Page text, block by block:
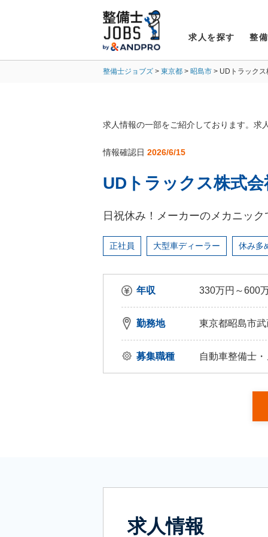
求人を探す 整
整備士ジョブズ 東京都 昭島市 UDトラック
求人情報の一部をご紹介しております。求
情報確認日 2026/6/15
UDトラックス株式
日祝休み！メーカーのメカニッ
正社員 大型車ディーラー 休み多
年収 330万円～600
勤務地 東京都昭島市
募集職種 自動車整備士
求人情報